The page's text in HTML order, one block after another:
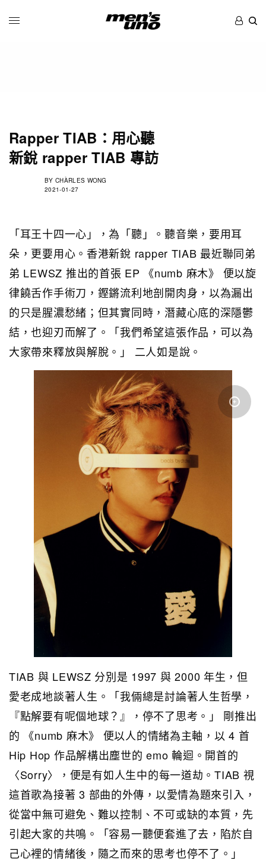
Rapper TIAB：用心聽
新銳 rapper TIAB 專訪
BY CHÀRLES WONG
2021-01-27
「耳王十四一心」，為「聽」。聽音樂，要用耳
朵，更要用心。香港新銳 rapper TIAB 最近聯同弟
弟 LEWSZ 推出的首張 EP 《numb 麻木》 便以旋
律饒舌作手術刀，鏗鏘流利地剖開肉身，以為漏出
的只是腥濃愁緒；但其實同時，潛藏心底的深隱鬱
結，也迎刃而解了。「我們希望這張作品，可以為
大家帶來釋放與解脫。」 二人如是說。
TIAB 與 LEWSZ 分別是 1997 與 2000 年生，但
愛老成地談著人生。「我倆總是討論著人生哲學，
『點解要有呢個地球？』，停不了思考。」 剛推出
的 《numb 麻木》 便以人的情緒為主軸，以 4 首
Hip Hop 作品解構出塵世的 emo 輪迴。開首的
〈Sorry〉，便是有如人生中的每一道劫。TIAB 視
這首歌為接著 3 部曲的外傳，以愛情為題來引入，
從當中無可避免、難以控制、不可或缺的本質，先
引起大家的共鳴。「容易一聽便套進了去，陷於自
己心裡的情緒後，隨之而來的思考也停不了。」